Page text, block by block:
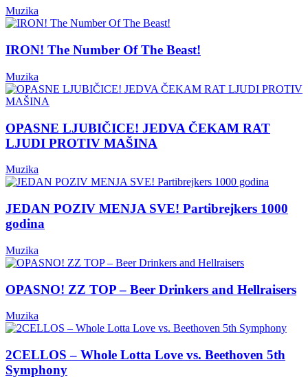
Muzika
IRON! The Number Of The Beast!
Muzika
OPASNE LJUBIČICE! JEDVA ČEKAM RAT
LJUDI PROTIV MAŠINA
Muzika
JEDAN POZIV MENJA SVE! Partibrejkers 1000
godina
Muzika
OPASNO! ZZ TOP – Beer Drinkers and Hellraisers
Muzika
2CELLOS – Whole Lotta Love vs. Beethoven 5th
Symphony